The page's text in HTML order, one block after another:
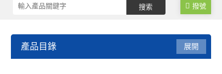
撥號
產品目錄 展開